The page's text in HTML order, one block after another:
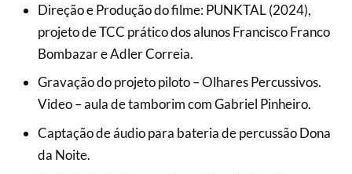
Direção e Produção do filme: PUNKTAL (2024),
projeto de TCC prático dos alunos Francisco Franco
Bombazar e Adler Correia.
Gravação do projeto piloto – Olhares Percussivos.
Video – aula de tamborim com Gabriel Pinheiro.
Captação de áudio para bateria de percussão Dona
da Noite.